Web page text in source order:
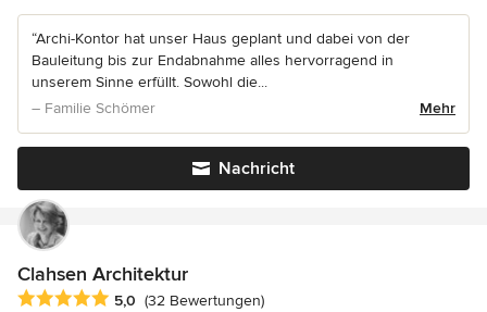
“Archi-Kontor hat unser Haus geplant und dabei von der
Bauleitung bis zur Endabnahme alles hervorragend in
unserem Sinne erfüllt. Sowohl die...
– Familie Schömer
Mehr
Nachricht
Clahsen Architektur
Durchschnittliche Bewertung: 5 von 5 Sternen
5,0 (32 Bewertungen)